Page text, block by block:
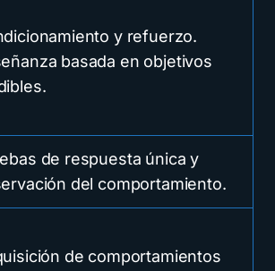
y refuerzo.
basada en objetivos
de respuesta única y
del comportamiento.
de comportamientos